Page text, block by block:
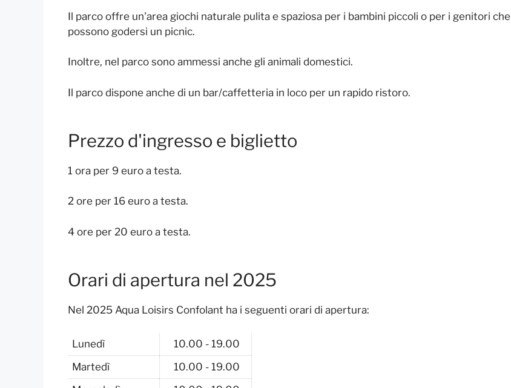
Il parco offre un'area giochi naturale pulita e spaziosa per i bambini piccoli o per i genitori che
possono godersi un picnic.
Inoltre, nel parco sono ammessi anche gli animali domestici.
Il parco dispone anche di un bar/caffetteria in loco per un rapido ristoro.
Prezzo d'ingresso e biglietto
1 ora per 9 euro a testa.
2 ore per 16 euro a testa.
4 ore per 20 euro a testa.
Orari di apertura nel 2025
Nel 2025 Aqua Loisirs Confolant ha i seguenti orari di apertura:
Lunedì
10.00 - 19.00
Martedì
10.00 - 19.00